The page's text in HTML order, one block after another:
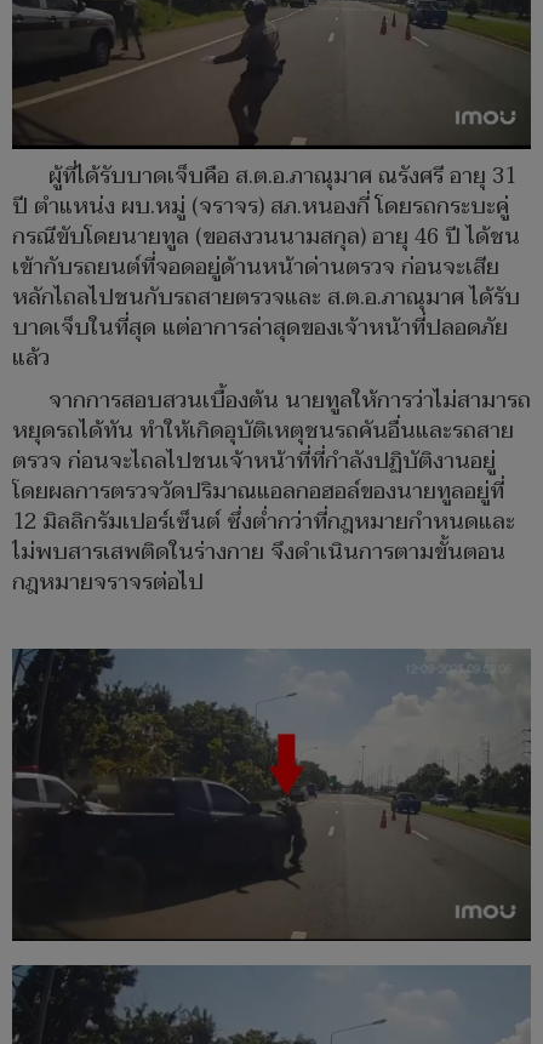
ผู้ที่ได้รับบาดเจ็บคือ ส.ต.อ.ภาณุมาศ ณรังศรี อายุ 31
ปี ตำแหน่ง ผบ.หมู่ (จราจร) สภ.หนองกี่ โดยรถกระบะคู่
กรณีขับโดยนายทูล (ขอสงวนนามสกุล) อายุ 46 ปี ได้ชน
เข้ากับรถยนต์ที่จอดอยู่ด้านหน้าด่านตรวจ ก่อนจะเสีย
หลักไถลไปชนกับรถสายตรวจและ ส.ต.อ.ภาณุมาศ ได้รับ
บาดเจ็บในที่สุด แต่อาการล่าสุดของเจ้าหน้าที่ปลอดภัย
แล้ว
จากการสอบสวนเบื้องต้น นายทูลให้การว่าไม่สามารถ
หยุดรถได้ทัน ทำให้เกิดอุบัติเหตุชนรถคันอื่นและรถสาย
ตรวจ ก่อนจะไถลไปชนเจ้าหน้าที่ที่กำลังปฏิบัติงานอยู่
โดยผลการตรวจวัดปริมาณแอลกอฮอล์ของนายทูลอยู่ที่
12 มิลลิกรัมเปอร์เซ็นต์ ซึ่งต่ำกว่าที่กฎหมายกำหนดและ
ไม่พบสารเสพติดในร่างกาย จึงดำเนินการตามขั้นตอน
กฎหมายจราจรต่อไป